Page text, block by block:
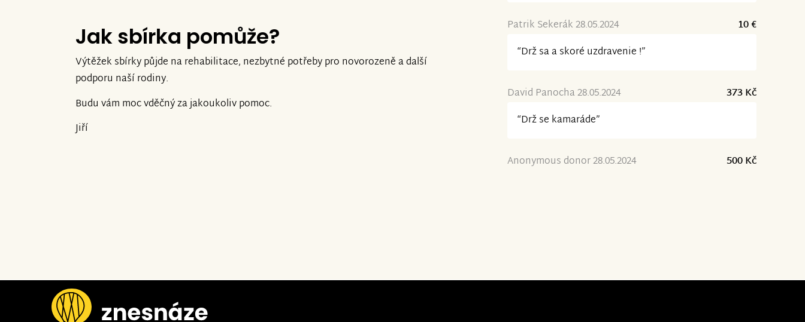
Jak sbírka pomůže?
Výtěžek sbírky půjde na rehabilitace, nezbytné potřeby pro novorozeně a další
podporu naší rodiny.
Budu vám moc vděčný za jakoukoliv pomoc.
Jiří
Patrik Sekerák 28.05.2024
10 €
“Drž sa a skoré uzdravenie !”
David Panocha 28.05.2024
373 Kč
“Drž se kamaráde”
Anonymous donor 28.05.2024 500 Kč